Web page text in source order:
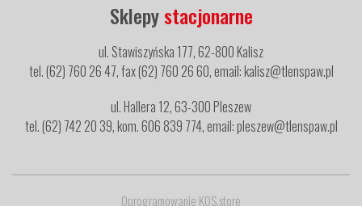
Sklepystacjonarne
ul. Stawiszyńska 177, 62-800 Kalisz
tel. (62) 760 26 47, fax (62) 760 26 60, email: kalisz@tlenspaw.pl
ul. Hallera 12, 63-300 Pleszew
tel. (62) 742 20 39, kom. 606 839 774, email: pleszew@tlenspaw.pl
Oprogramowanie KQS.store